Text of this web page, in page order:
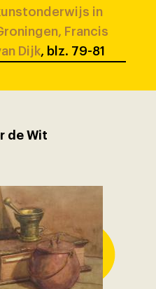
in
Francis
Dijk, blz. 79-81
de Wit